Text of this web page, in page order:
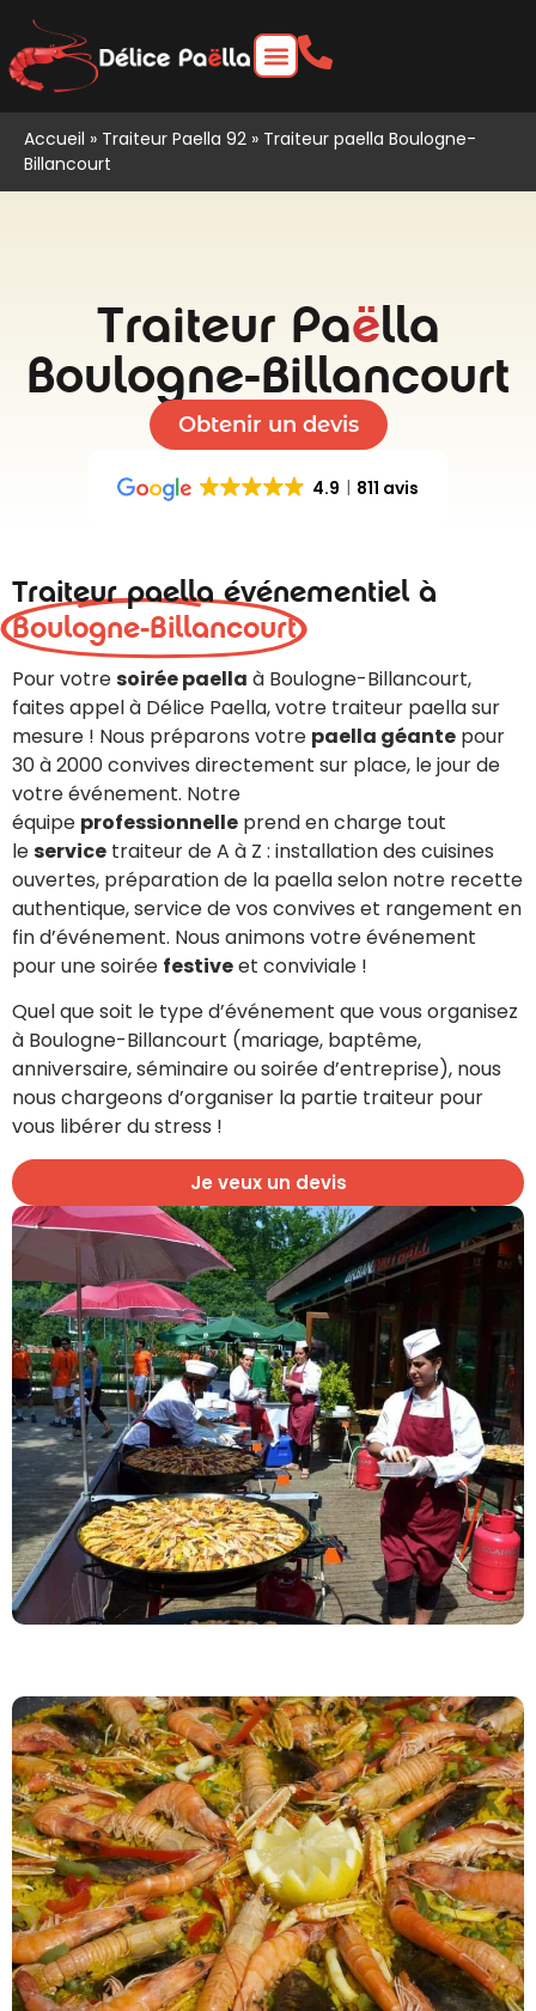
Accueil » Traiteur Paella 92 » Traiteur paella Boulogne-
Billancourt
Traiteur Paëlla
Boulogne-Billancourt
Obtenir un devis
4.9 811 avis
Traiteur paella événementiel à
Boulogne-Billancourt
Pour votresoirée paella à Boulogne-Billancourt,
faites appel à Délice Paella, votre traiteur paella sur
mesure ! Nous préparons votre paella géante pour
30 à 2000 convives directement sur place, le jour de
votre événement. Notre
équipe professionnelle prend en charge tout
leservice traiteur de A à Z : installation des cuisines
ouvertes, préparation de la paella selon notre recette
authentique, service de vos convives et rangement en
fin d’événement. Nous animons votre événement
pour une soirée festiveet conviviale !
Quel que soit le type d’événement que vous organisez
à Boulogne-Billancourt (mariage, baptême,
anniversaire, séminaire ou soirée d’entreprise), nous
nous chargeons d’organiser la partie traiteur pour
vous libérer du stress !
Je veux un devis